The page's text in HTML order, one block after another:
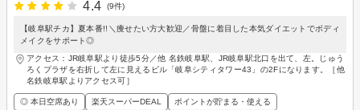
4.4
(9件)
【岐阜駅チカ】夏本番!!＼痩せたい方大歓迎／骨盤に着目した本気ダイエットでボディ
メイクをサポート◎
アクセス：JR岐阜駅より徒歩5分／他 名鉄岐阜駅、JR岐阜駅北口を出て、左。じゅう
ろくプラザを右折して左に見えるビル「岐阜シティタワー43」の2Fになります。［他
名鉄岐阜駅よりアクセス可］
◎ 本日空席あり 楽天スーパーDEAL ポイントが貯まる・使える